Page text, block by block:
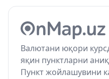
Валютани юқори
яқин пунктларни
Пункт жойлашувини